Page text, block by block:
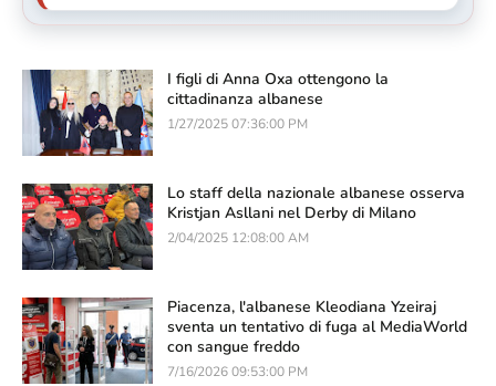
I figli di Anna Oxa ottengono la
cittadinanza albanese
1/27/2025 07:36:00 PM
Lo staff della nazionale albanese osserva
Kristjan Asllani nel Derby di Milano
2/04/2025 12:08:00 AM
Piacenza, l'albanese Kleodiana Yzeiraj
sventa un tentativo di fuga al MediaWorld
con sangue freddo
7/16/2026 09:53:00 PM